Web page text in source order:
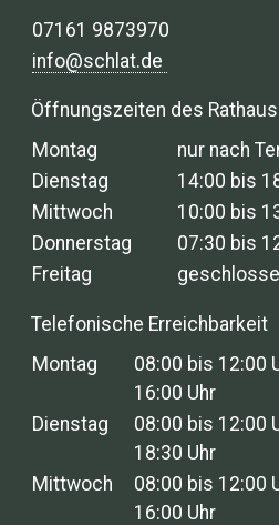
07161 9873970
info@schlat.de
Öffnungszeiten des
Montag
nur nach
Dienstag
14:00 bis
Mittwoch
10:00 bis
Donnerstag
07:30 bis
Freitag
Telefonische Erreichbarkeit
Montag
08:00 bis 12:00
16:00 Uhr
Dienstag
08:00 bis 12:00
18:30 Uhr
Mittwoch
08:00 bis 12:00
16:00 Uhr